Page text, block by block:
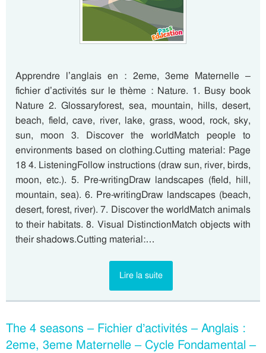
Apprendre l’anglais en : 2eme, 3eme Maternelle –
fichier d’activités sur le thème : Nature. 1. Busy book
Nature 2. Glossaryforest, sea, mountain, hills, desert,
beach, field, cave, river, lake, grass, wood, rock, sky,
sun, moon 3. Discover the worldMatch people to
environments based on clothing.Cutting material: Page
18 4. ListeningFollow instructions (draw sun, river, birds,
moon, etc.). 5. Pre-writingDraw landscapes (field, hill,
mountain, sea). 6. Pre-writingDraw landscapes (beach,
desert, forest, river). 7. Discover the worldMatch animals
to their habitats. 8. Visual DistinctionMatch objects with
their shadows.Cutting material:…
Lire la suite
The 4 seasons – Fichier d’activités – Anglais :
2eme, 3eme Maternelle – Cycle Fondamental –